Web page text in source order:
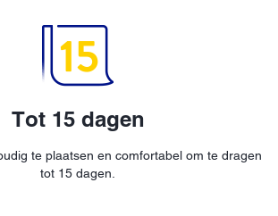
Tot 15 dagen
te plaatsen en comfortabel om te dragen
tot 15 dagen.